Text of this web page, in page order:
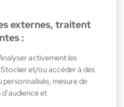
externes, traitent
:
activement les
et/ou accéder à des
mesure de
et